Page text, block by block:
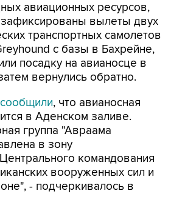
авиационных ресурсов,
вылеты двух
транспортных самолетов
с базы в Бахрейне,
посадку на авианосце в
вернулись обратно.
сообщили, что авианосная
в Аденском заливе.
группа "Авраама
в зону
командования
вооруженных сил и
- подчеркивалось в